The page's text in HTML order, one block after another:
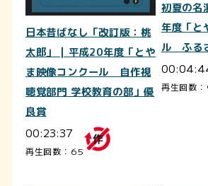
日本昔ばなし「改訂版：桃
太郎」 | 平成20年度「とや
ま映像コンクール 自作視
聴覚部門 学校教育の部」優
良賞
00:23:37
再生回数：65
初夏の名
年度「と
ル ふる
再生回数